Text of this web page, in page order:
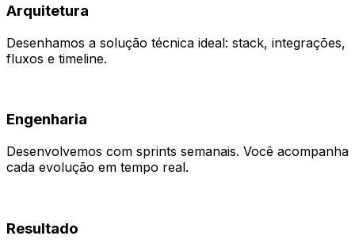
Arquitetura
Desenhamos a solução técnica ideal: stack, integrações,
fluxos e timeline.
Engenharia
Desenvolvemos com sprints semanais. Você acompanha
cada evolução em tempo real.
Resultado